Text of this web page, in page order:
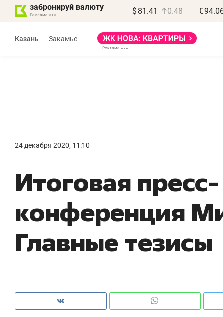
забронируй валюту $ 81.41 0.48 €
Казань Закамье
24 декабря 2020, 11:10
Итоговая пресс-
конференция
Главные тезисы
правил, бизнес может
потерять минимум
Как бизнесу выйти на зарубежные
чем интересен Оман?